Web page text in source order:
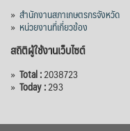
» สำนักงานสภาเกษตรกรจังหวัด
» หน่วยงานที่เกี่ยวข้อง
สถิติผู้ใช้งานเว็บไซต์
» Total :2038723
» Today :293